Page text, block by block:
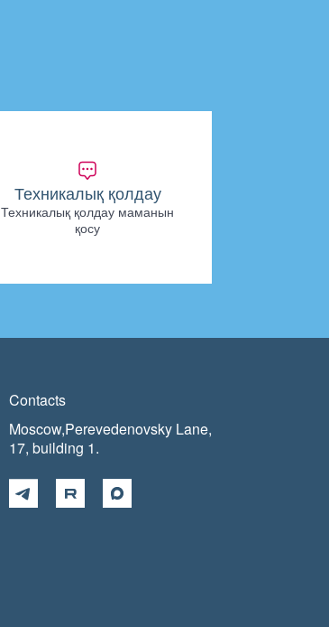
Техникалық қолдау
Техникалық қолдау маманын
қосу
Contacts
Moscow,Perevedenovsky Lane,
17, building 1.